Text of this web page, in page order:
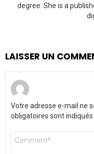
degree. She is a
LAISSER UN
Votre adresse e-mail ne
obligatoires sont
Commentaire